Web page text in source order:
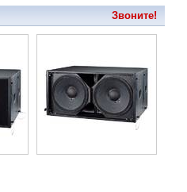
Звоните!